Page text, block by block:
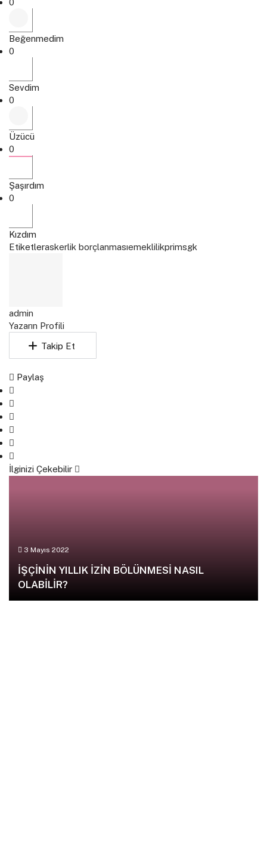
Beğenmedim
0
Sevdim
0
Üzücü
0
Şaşırdım
0
Kızdım
Etiketleraskerlik borçlanmasıemeklilikprimsgk
admin
Yazarın Profili
Takip Et
Paylaş
İlginizi Çekebilir
3 Mayıs 2022
İŞÇİNİN YILLIK İZİN BÖLÜNMESİ NASIL
OLABİLİR?